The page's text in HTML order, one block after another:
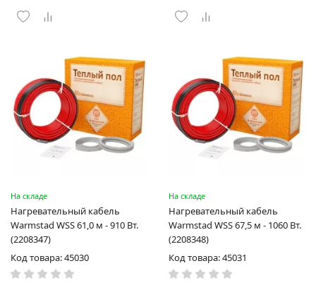
На складе
Нагревательный кабель
Warmstad WSS 61,0 м - 910 Вт.
(2208347)
Код товара: 45030
На складе
Нагревательный кабель
Warmstad WSS 67,5 м - 1060 Вт.
(2208348)
Код товара: 45031